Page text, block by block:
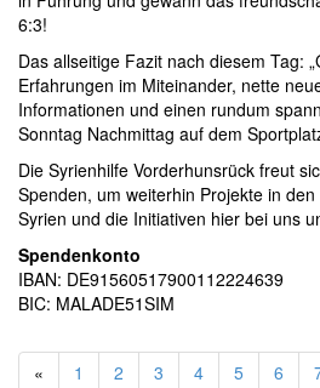
6:3!
Das allseitige Fazit nach diesem Tag:
Erfahrungen im Miteinander, nette
Informationen und einen rundum
Sonntag Nachmittag auf dem
Die Syrienhilfe Vorderhunsrück freut
Spenden, um weiterhin Projekte in
Syrien und die Initiativen hier bei uns
Spendenkonto
IBAN: DE91560517900112224639
BIC: MALADE51SIM
« 1 2 3 4 5 6